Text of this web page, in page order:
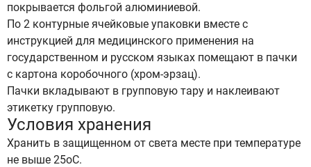
покрывается фольгой алюминиевой.
По 2 контурные ячейковые упаковки вместе с
инструкцией для медицинского применения на
государственном и русском языках помещают в пачки
с картона коробочного (хром-эрзац).
Пачки вкладывают в групповую тару и наклеивают
этикетку групповую.
Условия хранения
Хранить в защищенном от света месте при температуре
не выше 25оС.